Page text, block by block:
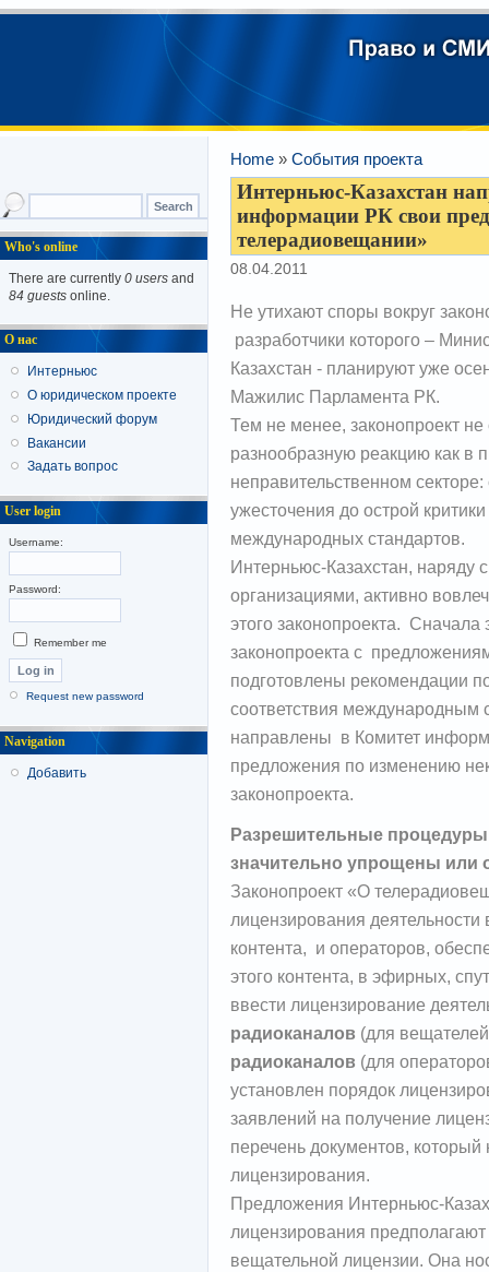
Home » События проекта
Интерньюс-Казахстан
информации РК свои
телерадиовещании»
08.04.2011
Не утихают споры вокруг
разработчики которого –
Казахстан - планируют уже
Мажилис Парламента РК.
Тем не менее, законопроект
разнообразную реакцию как в
неправительственном
ужесточения до острой
международных стандартов.
Интерньюс-Казахстан, наряду
организациями, активно
этого законопроекта. Сначала
законопроекта с
подготовлены рекомендации
соответствия международным
направлены в Комитет
предложения по изменению
законопроекта.
Разрешительные
значительно упрощены или
Законопроект «О
лицензирования деятельности
контента, и операторов,
этого контента, в эфирных,
ввести лицензирование
радиоканалов (для
радиоканалов (для
установлен порядок
заявлений на получение
перечень документов,
лицензирования.
Предложения Интерньюс-
лицензирования
вещательной лицензии. Она
Who's online
There are currently 0 users and
84 guests online.
О нас
Интерньюс
О юридическом проекте
Юридический форум
Вакансии
Задать вопрос
User login
Username:
Password:
Remember me
Request new password
Navigation
Добавить